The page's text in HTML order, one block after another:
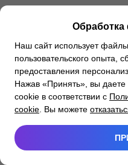
Наш сайт использует
пользовательского опыта,
предоставления
Нажав «Принять», вы
cookie в соответствии с
cookie . Вы можете